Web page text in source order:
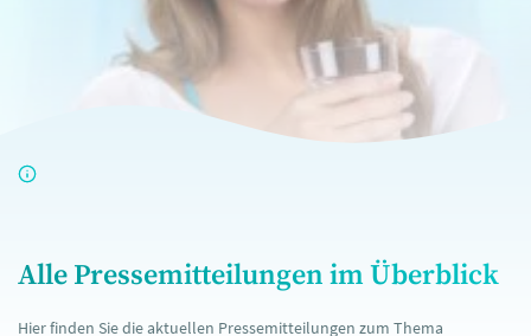
Alle Pressemitteilungen im Überblick
Hier finden Sie die aktuellen Pressemitteilungen zum Thema